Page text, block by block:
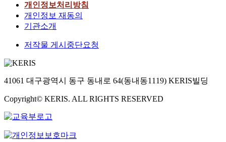
개인정보처리방침
개인정보 재동의
기관소개
저작물 게시중단요청
41061 대구광역시 동구 동내로 64(동내동1119) KERIS빌딩
Copyright© KERIS. ALL RIGHTS RESERVED